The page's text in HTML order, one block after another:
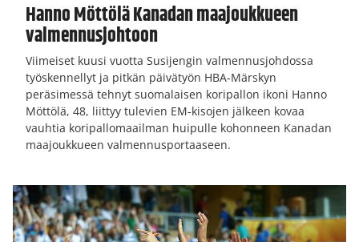
Hanno Möttölä Kanadan maajoukkueen
valmennusjohtoon
Viimeiset kuusi vuotta Susijengin valmennusjohdossa
työskennellyt ja pitkän päivätyön HBA-Märskyn
peräsimessä tehnyt suomalaisen koripallon ikoni Hanno
Möttölä, 48, liittyy tulevien EM-kisojen jälkeen kovaa
vauhtia koripallomaailman huipulle kohonneen Kanadan
maajoukkueen valmennusportaaseen.